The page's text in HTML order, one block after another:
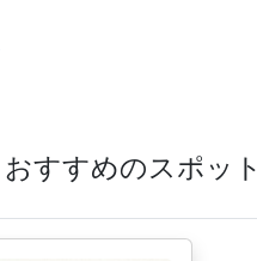
おすすめのスポット